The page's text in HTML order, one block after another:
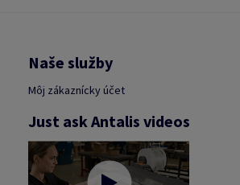
Naše služby
Môj zákaznícky účet
Just ask Antalis videos